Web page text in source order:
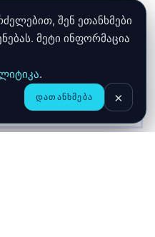
შენ ეთანხმები
მეტი ინფორმაცია
.
ᲓᲐᲗᲐᲜᲮᲛᲔᲑᲐ ×
ᲛᲐᲦᲐᲖᲘᲐ ᲙᲐᲚᲐᲗᲐ